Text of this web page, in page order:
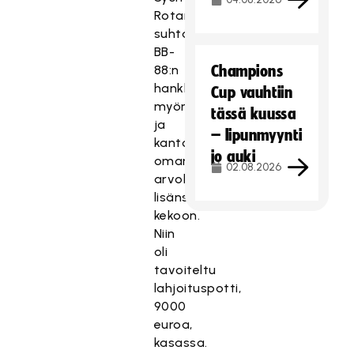
Rotaryklubi
suhtautuivat
BB-
88:n
hankkeeseen
myönteisesti
ja
kantoivat
oman
arvokkaan
lisänsä
kekoon.
Niin
oli
tavoiteltu
lahjoituspotti,
9000
euroa,
kasassa.
Champions
Cup vauhtiin
tässä kuussa
– lipunmyynti
jo auki
02.08.2026